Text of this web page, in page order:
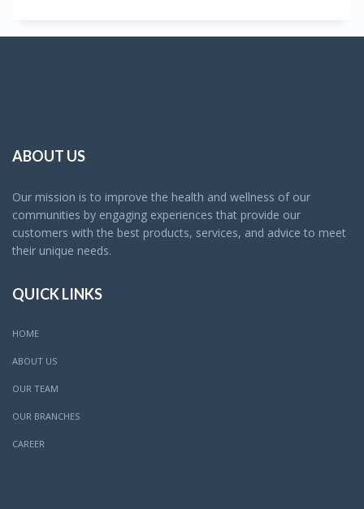
ABOUT US
Our mission is to improve the health and wellness of our
communities by engaging experiences that provide our
customers with the best products, services, and advice to meet
their unique needs.
QUICK LINKS
HOME
ABOUT US
OUR TEAM
OUR BRANCHES
CAREER